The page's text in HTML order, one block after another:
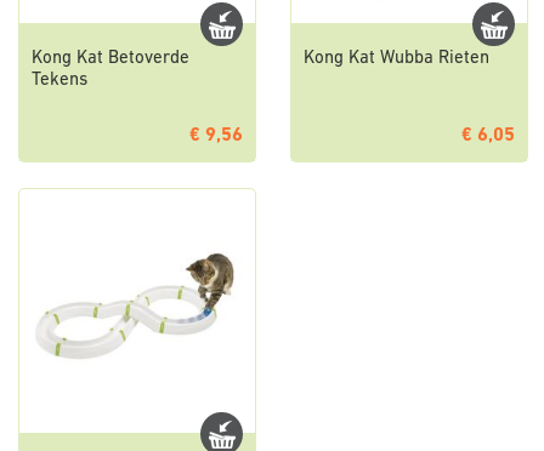
Kong Kat Betoverde
Tekens
€ 9,56
Kong Kat Wubba Rieten
€ 6,05